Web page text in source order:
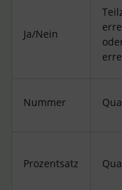
Ja/Nein
Nummer
Prozentsatz